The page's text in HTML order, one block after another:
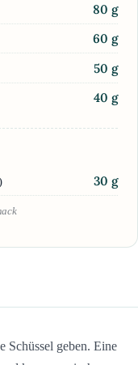
80 g
60 g
50 g
40 g
30 g
Schüssel geben. Eine